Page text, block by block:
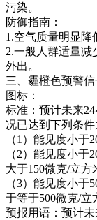
污染。
防御指南：
1.空气质量明显降
2.一般人群适量
外出。
三、霾橙色预警信
图标：
标准：预计未来
况已达到下列条件
（1）能见度小于
（2）能见度小于
大于150微克/立方
（3）能见度小于
于等于500微克/立
预报用语：预计